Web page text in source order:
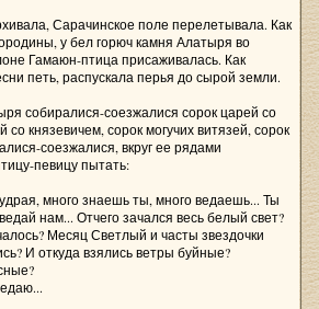
Сарачинское поле перелетывала. Как
у бел горюч камня Алатыря во
Гамаюн-птица присаживалась. Как
петь, распускала перья до сырой земли.
собиралися-соезжалися сорок царей со
со князевичем, сорок могучих витязей, сорок
соезжалися, вкруг ее рядами
певицу пытать:
много знаешь ты, много ведаешь... Ты
нам... Отчего зачался весь белый свет?
Месяц Светлый и часты звездочки
И откуда взялись ветры буйные?